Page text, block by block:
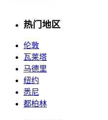
热门地区
伦敦
瓦莱塔
马德里
纽约
悉尼
都柏林